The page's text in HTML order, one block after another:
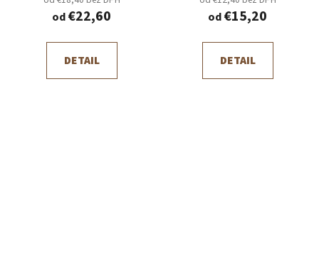
od€22,60
DETAIL
od€15,20
DETAIL